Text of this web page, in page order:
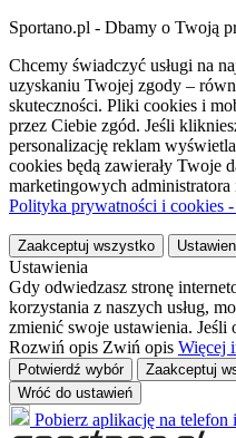
Sportano.pl - Dbamy o Twoją
Chcemy świadczyć usługi na
uzyskaniu Twojej zgody –
skuteczności. Pliki cookies i
przez Ciebie zgód. Jeśli
personalizację reklam
cookies będą zawierały Twoje
marketingowych
Polityka prywatności i cookies
Zaakceptuj wszystko
Ustawienia
Gdy odwiedzasz stronę
korzystania z naszych usług,
zmienić swoje ustawienia.
Rozwiń opis Zwiń opis Więcej
Potwierdź wybór
Zaakceptuj
Wróć do ustawień
Pobierz aplikację na telefon